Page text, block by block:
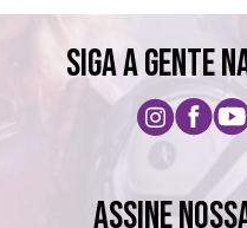
SIGA A GENTE
ASSINE